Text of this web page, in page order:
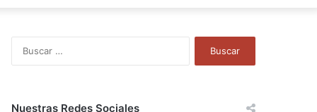
Nuestras Redes Sociales